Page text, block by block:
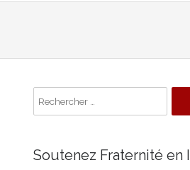
Soutenez Fraternité en